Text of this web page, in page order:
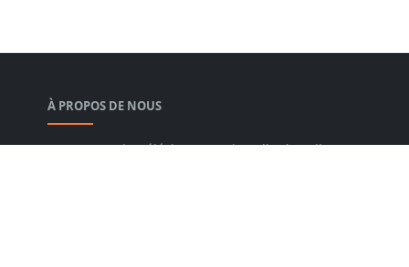
À PROPOS DE NOUS
Avec notre site télécharger et installer les pilotes